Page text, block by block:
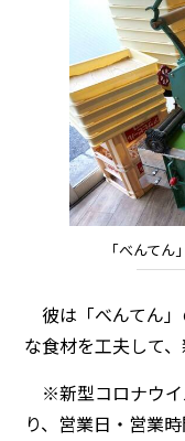
「べんて
彼は「べんてん
な食材を工夫して
※新型コロナウイ
り、営業日・営業